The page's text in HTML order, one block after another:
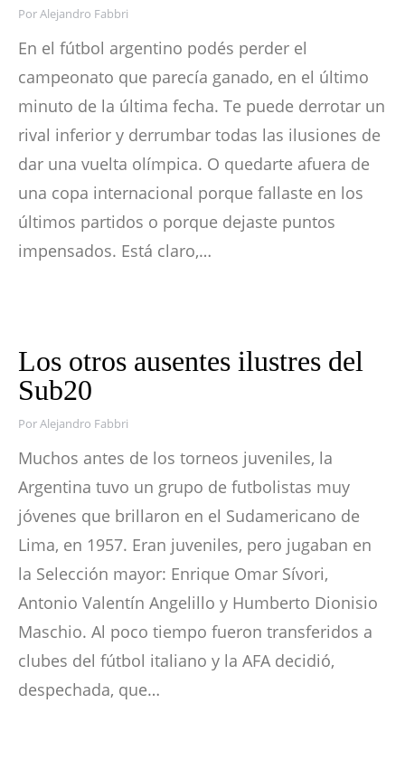
PorAlejandro Fabbri
En el fútbol argentino podés perder el
campeonato que parecía ganado, en el último
minuto de la última fecha. Te puede derrotar un
rival inferior y derrumbar todas las ilusiones de
dar una vuelta olímpica. O quedarte afuera de
una copa internacional porque fallaste en los
últimos partidos o porque dejaste puntos
impensados. Está claro,…
Los otros ausentes ilustres del
Sub20
PorAlejandro Fabbri
Muchos antes de los torneos juveniles, la
Argentina tuvo un grupo de futbolistas muy
jóvenes que brillaron en el Sudamericano de
Lima, en 1957. Eran juveniles, pero jugaban en
la Selección mayor: Enrique Omar Sívori,
Antonio Valentín Angelillo y Humberto Dionisio
Maschio. Al poco tiempo fueron transferidos a
clubes del fútbol italiano y la AFA decidió,
despechada, que…